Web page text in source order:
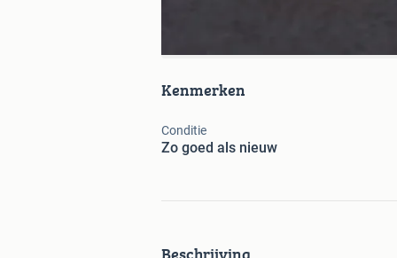
Kenmerken
Conditie
Zo goed als nieuw